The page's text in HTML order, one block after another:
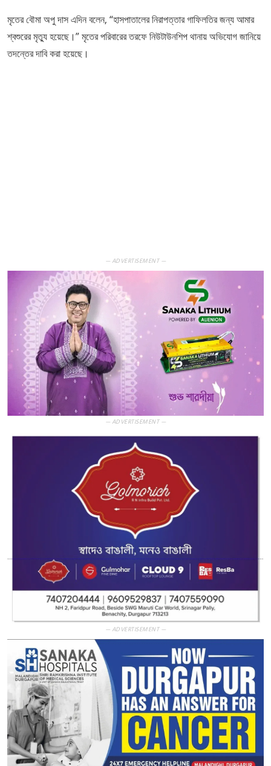
মৃতের বৌমা অপু দাস এদিন বলেন, “হাসপাতালের নিরাপত্তার গাফিলতির জন্য আমার
শ্বশুরের মৃত্যু হয়েছে।” মৃতের পরিবারের তরফে নিউটাউনশিপ থানায় অভিযোগ জানিয়ে
তদন্তের দাবি করা হয়েছে।
— ADVERTISEMENT —
— ADVERTISEMENT —
— ADVERTISEMENT —